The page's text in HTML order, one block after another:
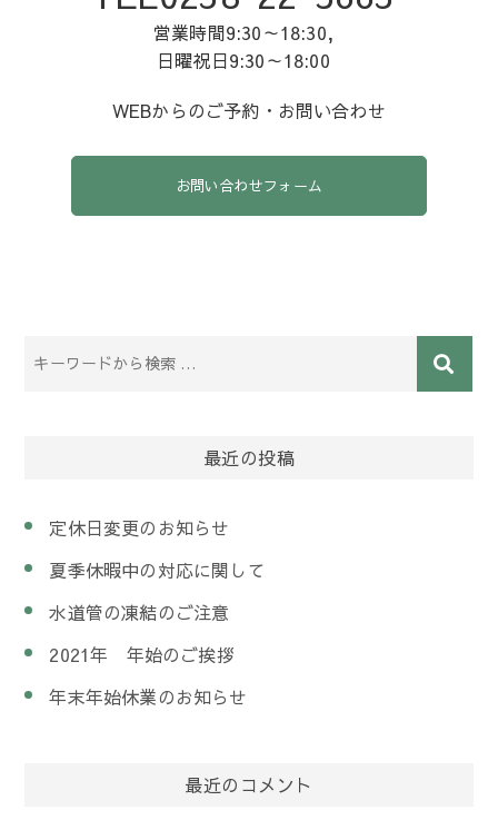
営業時間9:30～18:30,
日曜祝日9:30～18:00
WEBからのご予約・お問い合わせ
お問い合わせフォーム
最近の投稿
定休日変更のお知らせ
夏季休暇中の対応に関して
水道管の凍結のご注意
2021年 年始のご挨拶
年末年始休業のお知らせ
最近のコメント